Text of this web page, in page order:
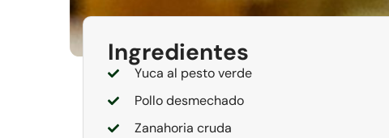
Ingredientes
Yuca al pesto verde
Pollo desmechado
Zanahoria cruda